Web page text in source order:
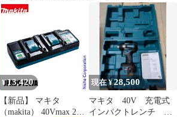
BL4050F
¥13,420
【新品】 マキタ
（makita） 40Vmax 2口
現在 ¥28,500
マキタ 40V 充電式
インパクトレンチ 本